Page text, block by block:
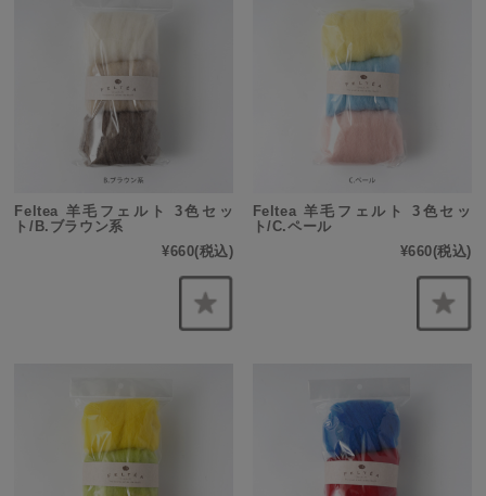
Feltea 羊毛フェルト 3色セッ
ト/B.ブラウン系
¥660(税込)
Feltea 羊毛フェルト 3色セッ
ト/C.ペール
¥660(税込)